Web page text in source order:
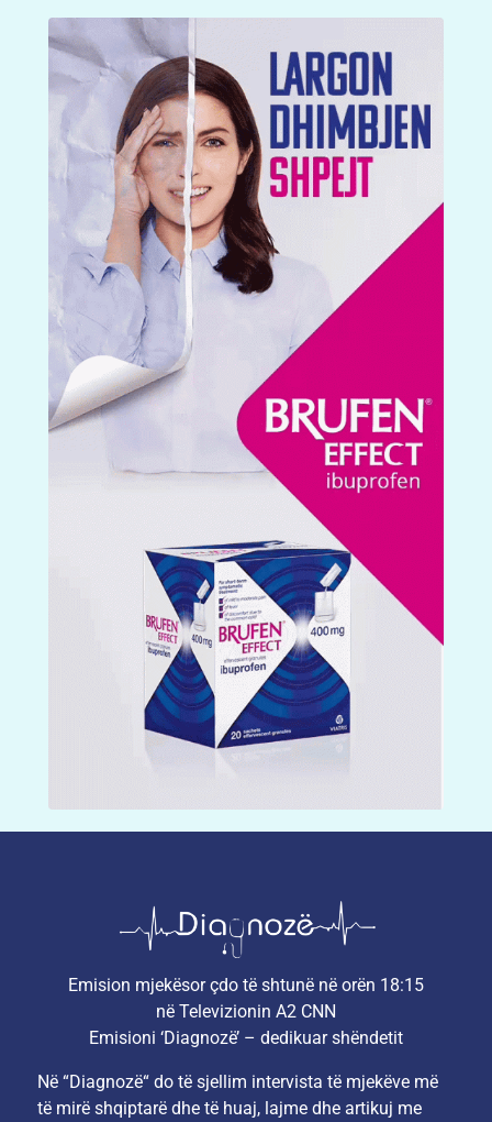
Emision mjekësor çdo të shtunë në orën 18:15
në Televizionin A2 CNN
Emisioni ‘Diagnozë’ – dedikuar shëndetit
Në “Diagnozë“ do të sjellim intervista të mjekëve më
të mirë shqiptarë dhe të huaj, lajme dhe artikuj me